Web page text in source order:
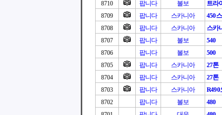
8710 팝니다 볼보 트라
8709 팝니다 스카니아 450
8708 팝니다 스카니아 스카
8707 팝니다 볼보 540
8706 팝니다 볼보 500
8705 팝니다 스카니아 27톤
8704 팝니다 스카니아 27톤
8703 팝니다 스카니아 R490
8702 팝니다 볼보 480